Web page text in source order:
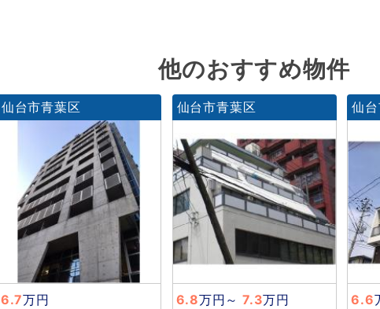
他のおすすめ物件
仙台市青葉区
6.7万円
仙台市青葉区
6.8万円 ～ 7.3万円
仙
6.6